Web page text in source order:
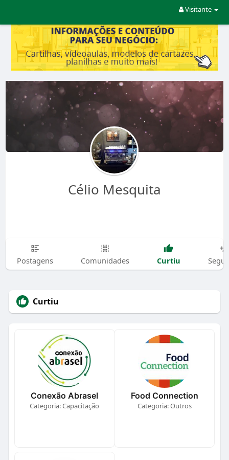
Visitante
Célio Mesquita
Postagens Comunidades Curtiu
Curtiu
Conexão Abrasel
Categoria: Capacitação
Food Connection
Categoria: Outros